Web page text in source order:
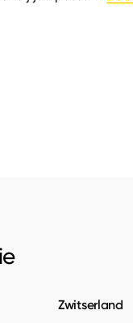
Zwitserland